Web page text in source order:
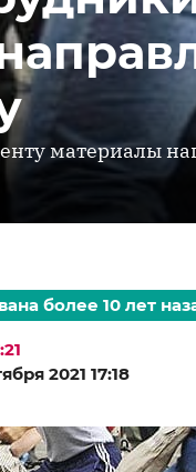
материалы
более 10 лет
2021 17:18